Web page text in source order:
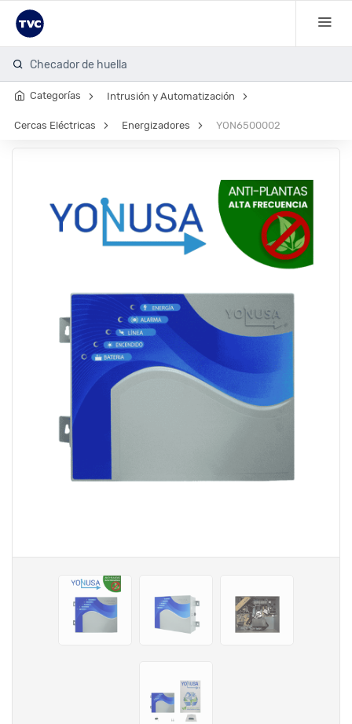
Checador de huella
Categorías Intrusión y Automatización
Cercas Eléctricas Energizadores YON6500002